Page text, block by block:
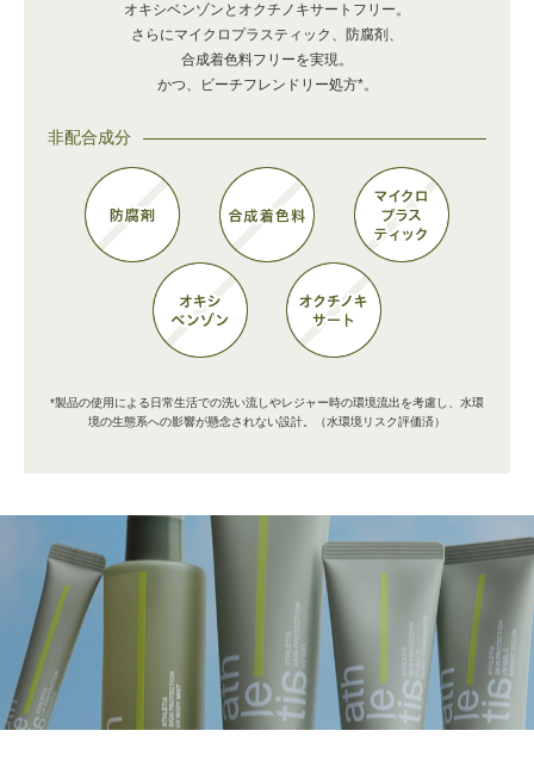
オキシベンゾンとオクチノキサートフリー。
さらにマイクロプラスティック、防腐剤、
合成着色料フリーを実現。
かつ、ビーチフレンドリー処方*。
非配合成分
*製品の使用による日常生活での洗い流しやレジャー時の環境流出を考慮し、水環
境の生態系への影響が懸念されない設計。（水環境リスク評価済）